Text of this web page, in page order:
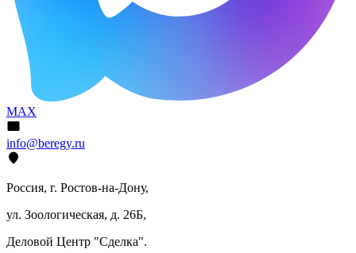
MAX
info@beregy.ru
Россия, г. Ростов-на-Дону,
ул. Зоологическая, д. 26Б,
Деловой Центр "Сделка".